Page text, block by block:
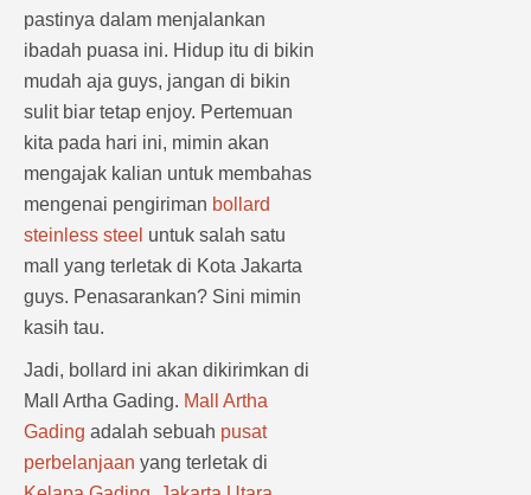
pastinya dalam menjalankan
ibadah puasa ini. Hidup itu di bikin
mudah aja guys, jangan di bikin
sulit biar tetap enjoy. Pertemuan
kita pada hari ini, mimin akan
mengajak kalian untuk membahas
mengenai pengiriman bollard
steinless steel untuk salah satu
mall yang terletak di Kota Jakarta
guys. Penasarankan? Sini mimin
kasih tau.
Jadi, bollard ini akan dikirimkan di
Mall Artha Gading. Mall Artha
Gading adalah sebuah pusat
perbelanjaan yang terletak di